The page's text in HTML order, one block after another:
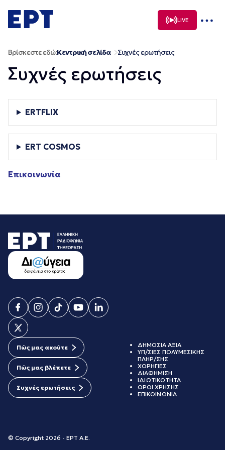
σε
περιεχόμενο
LIVE
Βρίσκεστε εδώ:Κεντρική σελίδα Συχνές ερωτήσεις
Συχνές ερωτήσεις
ERTFLIX
ERT COSMOS
Επικοινωνία
Πώς μας ακούτε
Πώς μας βλέπετε
Συχνές ερωτήσεις
© Copyright 2026 - ΕΡΤ Α.Ε.
ΔΗΜΟΣΙΑ ΑΞΙΑ
ΥΠ/ΣΙΕΣ ΠΟΛΥΜΕΣΙΚΗΣ
ΠΛΗΡ/ΣΗΣ
ΧΟΡΗΓΙΕΣ
ΔΙΑΦΗΜΙΣΗ
ΙΔΙΩΤΙΚΟΤΗΤΑ
ΟΡΟΙ ΧΡΗΣΗΣ
ΕΠΙΚΟΙΝΩΝΙΑ